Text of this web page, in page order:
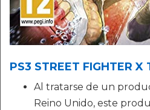
PS3 STREET FIGHTER X
Al tratarse de un
Reino Unido, este